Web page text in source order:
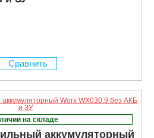
Сравнить
на складе
аккумуляторный